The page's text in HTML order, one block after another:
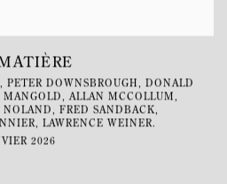
PETER DOWNSBROUGH, DONALD
MANGOLD, ALLAN MCCOLLUM,
FRED SANDBACK,
LAWRENCE WEINER.
2026